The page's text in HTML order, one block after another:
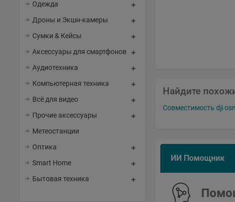
Одежда
Дроны и Экшн-камеры
Сумки & Кейсы
Аксессуары для смартфонов
Аудиотехника
Компьютерная техника
Всё для видео
Прочие аксессуары
Метеостанции
Оптика
Smart Home
Бытовая техника
Найдите
Совместимость dji
ИИ Помощник